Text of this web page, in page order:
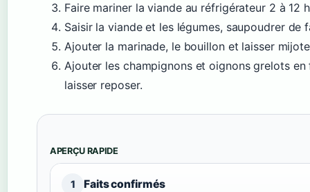
Faire mariner la viande au réfrigérateur 2 à 12
Saisir la viande et les légumes, saupoudrer de
Ajouter la marinade, le bouillon et laisser
Ajouter les champignons et oignons grelots en
laisser reposer.
APERÇU RAPIDE
1 Faits confirmés